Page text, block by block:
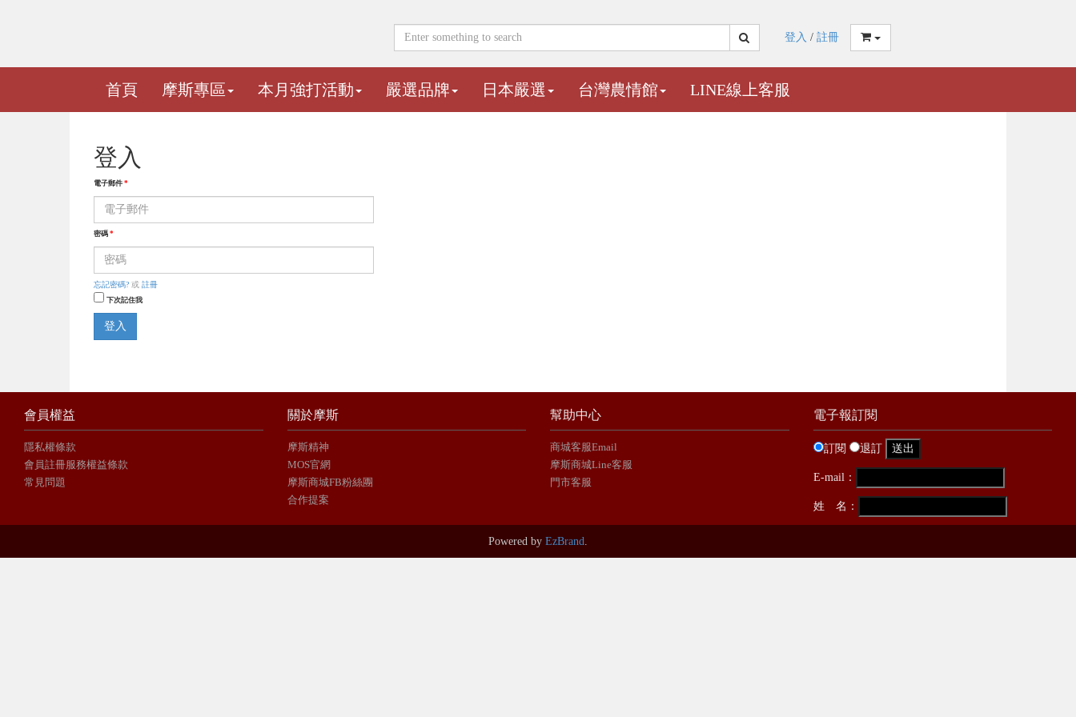
登入 / 註冊
首頁 摩斯專區 本月強打活動 嚴選品牌 日本嚴選 台灣農情館 LINE線上客服
登入
電子郵件 *
密碼 *
忘記密碼? 或 註冊
下次記住我
登入
會員權益
隱私權條款
會員註冊服務權益條款
常見問題
關於摩斯
摩斯精神
MOS官網
摩斯商城FB粉絲團
合作提案
幫助中心
商城客服Email
摩斯商城Line客服
門市客服
電子報訂閱
訂閱 退訂
E-mail：
姓 名：
Powered by EzBrand.